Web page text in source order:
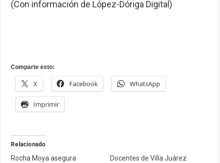
(Con información de López-Dóriga Digital)
Comparte esto:
X Facebook WhatsApp
Imprimir
Relacionado
Rocha Moya asegura
Docentes de Villa Juárez